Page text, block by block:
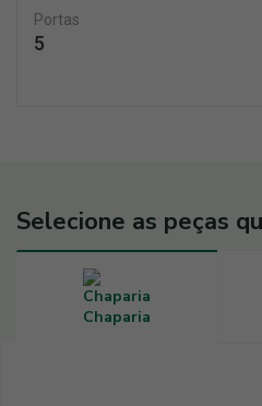
Portas
5
Selecione as peças
Chaparia